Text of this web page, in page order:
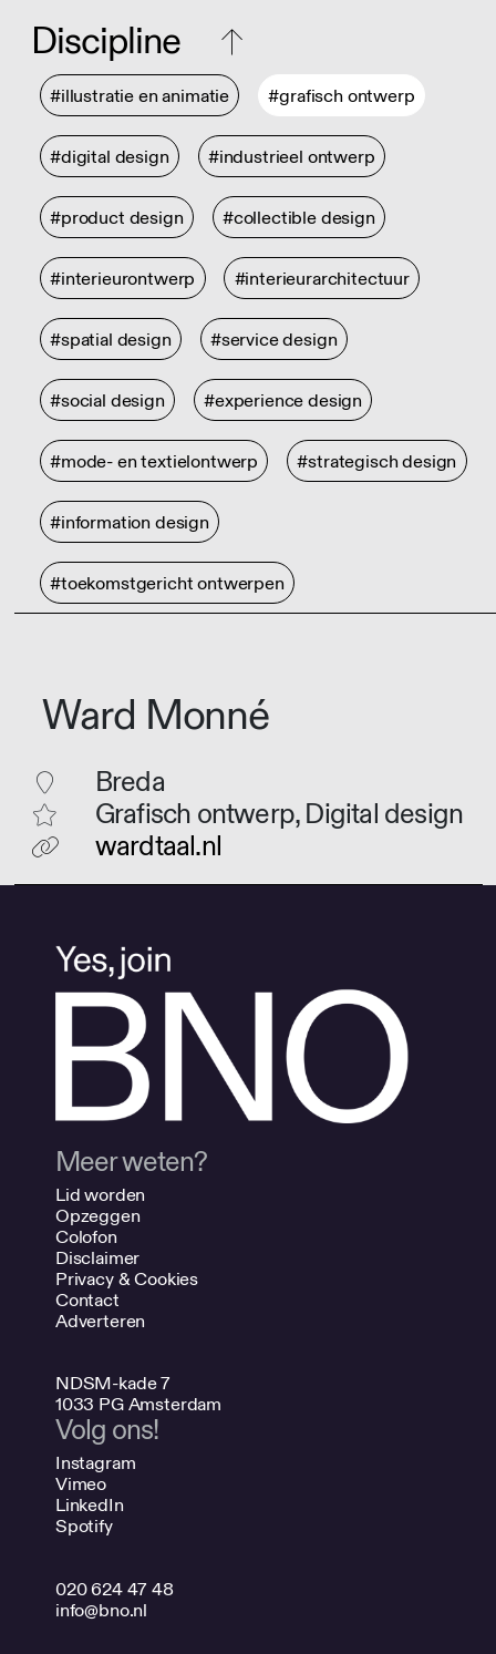
Discipline
#illustratie en animatie #grafisch ontwerp
#digital design #industrieel ontwerp
#product design #collectible design
#interieurontwerp #interieurarchitectuur
#spatial design #service design
#social design #experience design
#mode- en textielontwerp #strategisch design
#information design
#toekomstgericht ontwerpen
Ward Monné
Breda
Grafisch ontwerp, Digital design
wardtaal.nl
Meer weten?
Lid worden
Opzeggen
Colofon
Disclaimer
Privacy & Cookies
Contact
Adverteren
NDSM-kade 7
1033 PG Amsterdam
Volg ons!
Instagram
Vimeo
LinkedIn
Spotify
020 624 47 48
info@bno.nl